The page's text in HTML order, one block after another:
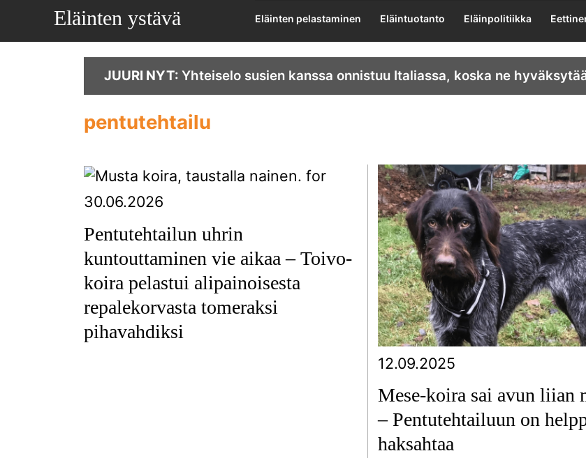
Eläinten ystävä Eläinten pelastaminen Eläintuotanto Eläinpolitiikka
JUURI NYT: Yhteiselo susien kanssa onnistuu Italiassa, koska ne
pentutehtailu
30.06.2026
Pentutehtailun uhrin
kuntouttaminen vie aikaa – Toivo-
koira pelastui alipainoisesta
repalekorvasta tomeraksi
pihavahdiksi
12.09.2025
Mese-koira sai avun liian
– Pentutehtailuun on
haksahtaa